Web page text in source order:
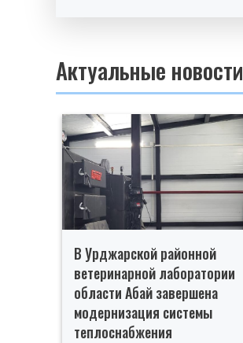
Актуальные новости
В Урджарской районной
ветеринарной лаборатории
области Абай завершена
модернизация системы
теплоснабжения